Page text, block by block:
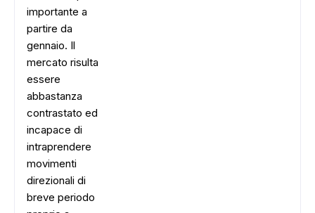
importante a
partire da
gennaio. Il
mercato risulta
essere
abbastanza
contrastato ed
incapace di
intraprendere
movimenti
direzionali di
breve periodo